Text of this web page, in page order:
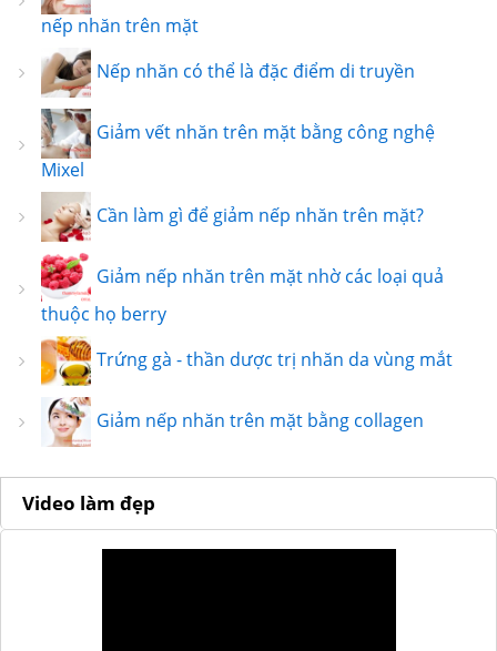
nếp nhăn trên mặt
Nếp nhăn có thể là đặc điểm di truyền
Giảm vết nhăn trên mặt bằng công nghệ
Mixel
Cần làm gì để giảm nếp nhăn trên mặt?
Giảm nếp nhăn trên mặt nhờ các loại quả
thuộc họ berry
Trứng gà - thần dược trị nhăn da vùng mắt
Giảm nếp nhăn trên mặt bằng collagen
Video làm đẹp